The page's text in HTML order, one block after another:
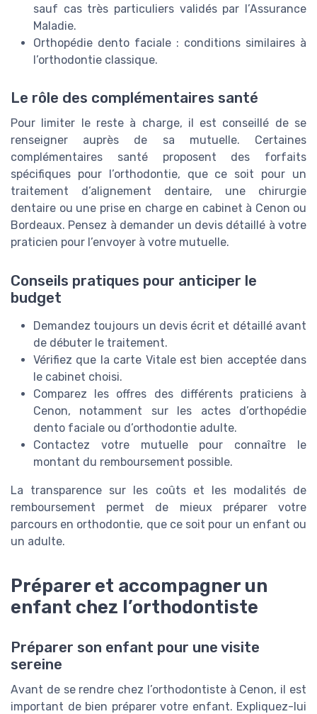
sauf cas très particuliers validés par l’Assurance
Maladie.
Orthopédie dento faciale : conditions similaires à
l’orthodontie classique.
Le rôle des complémentaires santé
Pour limiter le reste à charge, il est conseillé de se
renseigner auprès de sa mutuelle. Certaines
complémentaires santé proposent des forfaits
spécifiques pour l’orthodontie, que ce soit pour un
traitement d’alignement dentaire, une chirurgie
dentaire ou une prise en charge en cabinet à Cenon ou
Bordeaux. Pensez à demander un devis détaillé à votre
praticien pour l’envoyer à votre mutuelle.
Conseils pratiques pour anticiper le
budget
Demandez toujours un devis écrit et détaillé avant
de débuter le traitement.
Vérifiez que la carte Vitale est bien acceptée dans
le cabinet choisi.
Comparez les offres des différents praticiens à
Cenon, notamment sur les actes d’orthopédie
dento faciale ou d’orthodontie adulte.
Contactez votre mutuelle pour connaître le
montant du remboursement possible.
La transparence sur les coûts et les modalités de
remboursement permet de mieux préparer votre
parcours en orthodontie, que ce soit pour un enfant ou
un adulte.
Préparer et accompagner un
enfant chez l’orthodontiste
Préparer son enfant pour une visite
sereine
Avant de se rendre chez l’orthodontiste à Cenon, il est
important de bien préparer votre enfant. Expliquez-lui